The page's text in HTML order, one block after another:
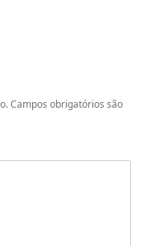
Campos obrigatórios são